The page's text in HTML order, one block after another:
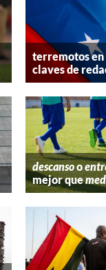
terremotos en
claves de
descansoo
mejor que